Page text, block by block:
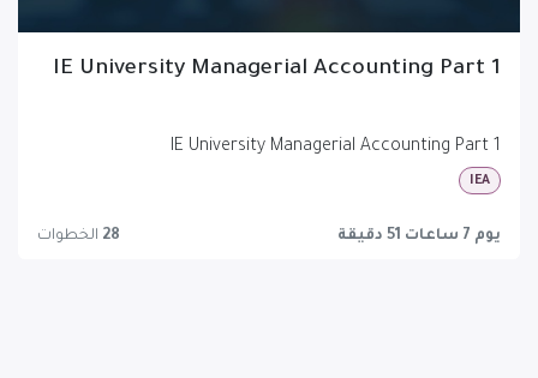
IE University Managerial Accounting Part 1
IE University Managerial Accounting Part 1
IEA
يوم 7 ساعات 51 دقيقة 28 الخطوات